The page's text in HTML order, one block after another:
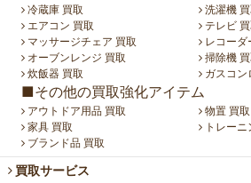
冷蔵庫 買取
洗濯機 買
エアコン 買取
テレビ 買
マッサージチェア 買取
レコーダ
オーブンレンジ 買取
掃除機 買
炊飯器 買取
ガスコン
■その他の買取強化アイテム
アウトドア用品 買取
物置 買取
家具 買取
トレーニ
ブランド品 買取
買取サービス